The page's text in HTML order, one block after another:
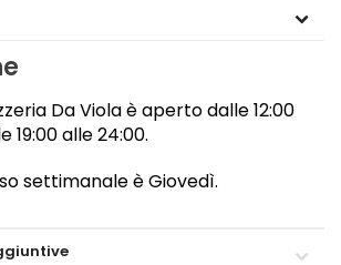
Da Viola è aperto dalle 12:00
19:00 alle 24:00.
settimanale è Giovedì.